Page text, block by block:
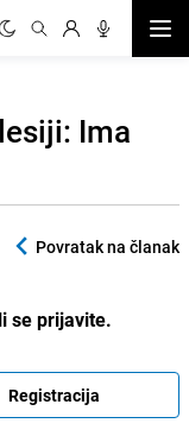
Ima
Povratak na članak
se prijavite.
Registracija